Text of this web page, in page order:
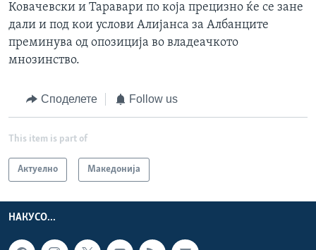
Ковачевски и Таравари по која прецизно ќе се зане
дали и под кои услови Алијанса за Албанците
преминува од опозиција во владеачкото
мнозинство.
Споделете Follow us
This item is part of
Актуелно Македонија
НАКУСО...